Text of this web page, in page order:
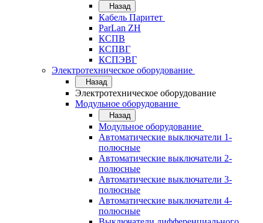
Назад
Кабель Паритет
ParLan ZH
КСПВ
КСПВГ
КСПЭВГ
Электротехническое оборудование
Назад
Электротехническое оборудование
Модульное оборудование
Назад
Модульное оборудование
Автоматические выключатели 1-
полюсные
Автоматические выключатели 2-
полюсные
Автоматические выключатели 3-
полюсные
Автоматические выключатели 4-
полюсные